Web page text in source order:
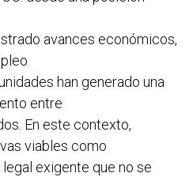
avances económicos,
han generado una
entre
En este contexto,
viables como
legal exigente que no se